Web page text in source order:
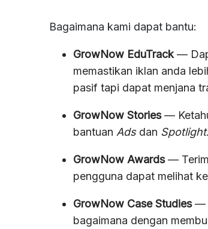
⁠Bagaimana kami dapat bantu:
GrowNow EduTrack—
memastikan iklan anda
pasif tapi dapat menjana
GrowNow Stories—
bantuan Adsdan Spotlight.
GrowNow Awards—
pengguna dapat melihat
GrowNow Case Studies—
bagaimana dengan